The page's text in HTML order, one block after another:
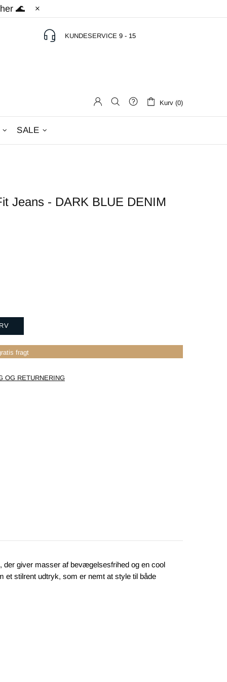
🌊
KUNDESERVICE9 - 15
Kurv (0)
SALE
Jeans - DARK BLUE DENIM
fragt
OG RETURNERING
der giver masser af bevægelsesfrihed og en cool
stilrent udtryk, som er nemt at style til både